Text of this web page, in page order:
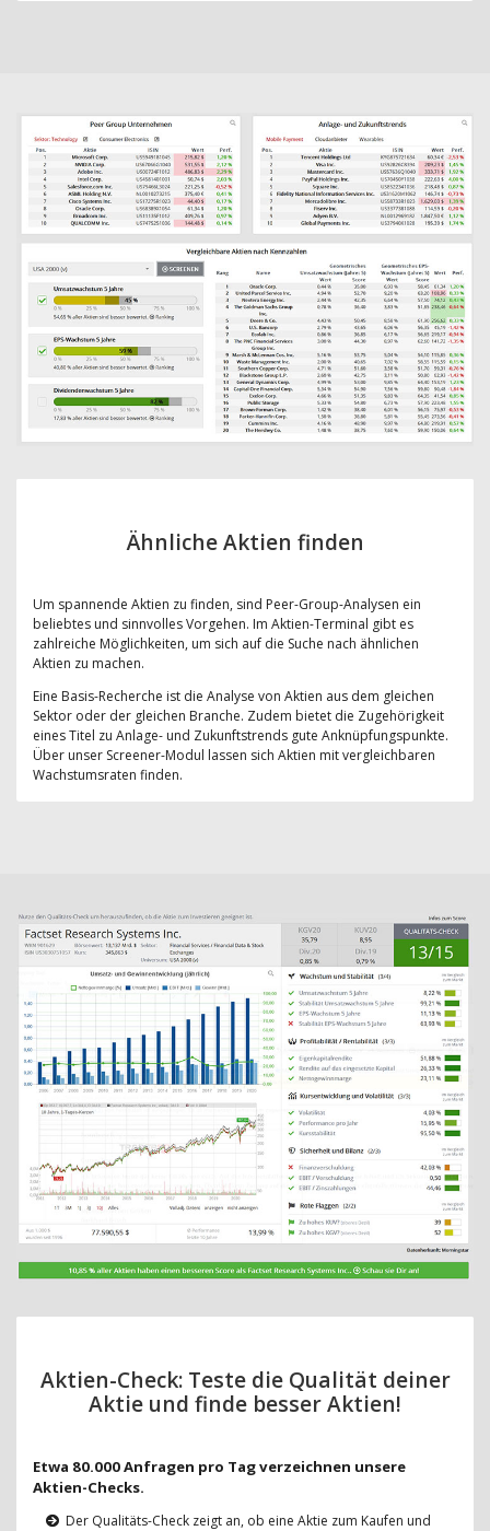
Ähnliche Aktien finden
Um spannende Aktien zu finden, sind Peer-Group-Analysen ein
beliebtes und sinnvolles Vorgehen. Im Aktien-Terminal gibt es
zahlreiche Möglichkeiten, um sich auf die Suche nach ähnlichen
Aktien zu machen.
Eine Basis-Recherche ist die Analyse von Aktien aus dem gleichen
Sektor oder der gleichen Branche. Zudem bietet die Zugehörigkeit
eines Titel zu Anlage- und Zukunftstrends gute Anknüpfungspunkte.
Über unser Screener-Modul lassen sich Aktien mit vergleichbaren
Wachstumsraten finden.
Aktien-Check: Teste die Qualität deiner
Aktie und finde besser Aktien!
Etwa 80.000 Anfragen pro Tag verzeichnen unsere
Aktien-Checks.
Der Qualitäts-Check zeigt an, ob eine Aktie zum Kaufen und